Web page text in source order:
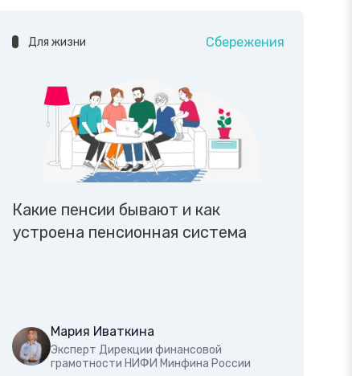
Для жизни Сбережения
Какие пенсии бывают и как
устроена пенсионная система
Мария Иваткина
Эксперт Дирекции финансовой
грамотности НИФИ Минфина России